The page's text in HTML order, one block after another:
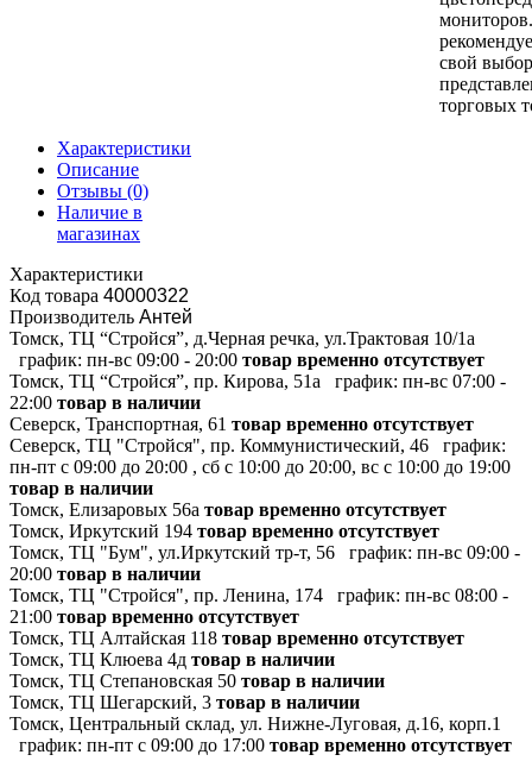
свой
торговых
Характеристики
Описание
Отзывы (0)
Наличие в
магазинах
Характеристики
Код товара 40000322
Производитель Антей
Томск, ТЦ “Стройся”, д.Черная речка, ул.Трактовая 10/1а
график: пн-вс 09:00 - 20:00 товар временно отсутствует
Томск, ТЦ “Стройся”, пр. Кирова, 51а
график: пн-вс 07:00 -
22:00 товар в наличии
Северск, Транспортная, 61 товар временно отсутствует
Северск, ТЦ "Стройся", пр. Коммунистический, 46
график:
пн-пт с 09:00 до 20:00 , сб с 10:00 до 20:00, вс с 10:00 до 19:00
товар в наличии
Томск, Елизаровых 56а товар временно отсутствует
Томск, Иркутский 194 товар временно отсутствует
Томск, ТЦ "Бум", ул.Иркутский тр-т, 56
график: пн-вс 09:00 -
20:00 товар в наличии
Томск, ТЦ "Стройся", пр. Ленина, 174
график: пн-вс 08:00 -
21:00 товар временно отсутствует
Томск, ТЦ Алтайская 118 товар временно отсутствует
Томск, ТЦ Клюева 4д товар в наличии
Томск, ТЦ Степановская 50 товар в наличии
Томск, ТЦ Шегарский, 3 товар в наличии
Томск, Центральный склад, ул. Нижне-Луговая, д.16, корп.1
график: пн-пт с 09:00 до 17:00 товар временно отсутствует